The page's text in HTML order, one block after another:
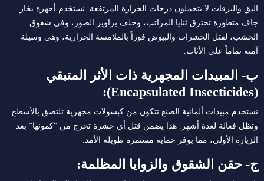
البق واليرقات لا يتحملون درجات الحرارة المرتفعة. نستخدم أجهزة بخار
جاف متطورة تخترق ثنايا المراتب، وخلف براويز الصور، وفي شقوق
الخشب، لقتل الحشرات والبيوض فوراً بالملامسة الحرارية، وهي وسيلة
آمنة تماماً على الأثاث.
ب- المبيدات المجهرية ذات الأثر المتبقي
(Encapsulated Insecticides):
نستخدم مبيدات ألمانية الصنع تتكون من كبسولات مجهرية تلتصق بالأسطح
وتظل فعالة لعدة أشهر. هذا يضمن قتل أي حشرة تخرج من “كمونها” بعد
الزيارة الأولى، مما يوفر حماية مستمرة طويلة الأمد.
ج- حقن الشقوق والزوايا المظلمة: